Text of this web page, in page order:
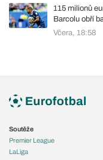
115 milionů
Barcolu obří
Včera, 18:58
Soutěže
Premier League
LaLiga